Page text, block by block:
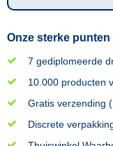
Onze sterke punten
7 gediplomeerde
10.000 producten
Gratis verzending
Discrete